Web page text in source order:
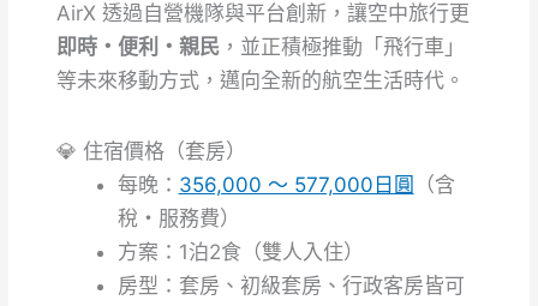
AirX 透過自營機隊與平台創新，讓空中旅行更
即時・便利・親民，並正積極推動「飛行車」
等未來移動方式，邁向全新的航空生活時代。
💎 住宿價格（套房）
每晚： 356,000 ～ 577,000日圓
（含
稅・服務費）
方案：1泊2食（雙人入住）
房型：套房、初級套房、行政客房皆可